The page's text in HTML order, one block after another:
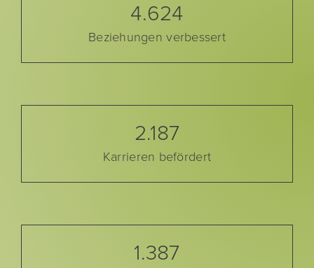
4.624
Beziehungen verbessert
2.187
Karrieren befördert
1.387